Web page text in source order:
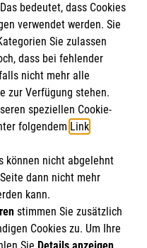
eingetragene
bedeutet, dass Cookies
verwendet werden. Sie
Sie zulassen
dass bei fehlender
nicht mehr alle
zur Verfügung stehen.
speziellen Cookie-
folgendem Link.
können nicht abgelehnt
dann nicht mehr
kann.
stimmen Sie zusätzlich
Cookies zu. Um Ihre